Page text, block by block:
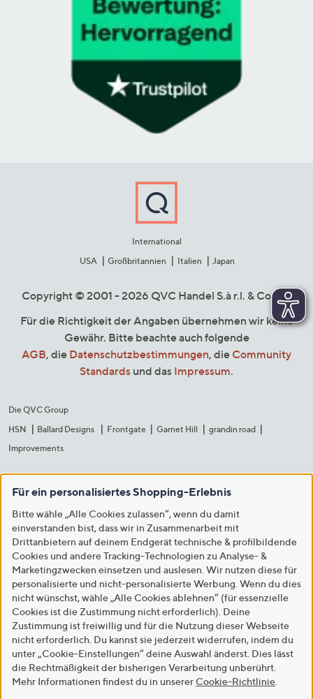
International
USA
Großbritannien Italien Japan
Copyright © 2001 - 2026 QVC Handel S.à r.l. & Co. KG
Für die Richtigkeit der Angaben übernehmen wir keine
Gewähr. Bitte beachte auch folgende
AGB, die Datenschutzbestimmungen, die Community
Standards und das Impressum.
Die QVC Group
HSN
Ballard Designs Frontgate Garnet Hill
grandin road
Improvements
Für ein personalisiertes Shopping-Erlebnis
Bitte wähle „Alle Cookies zulassen“, wenn du damit
einverstanden bist, dass wir in Zusammenarbeit mit
Drittanbietern auf deinem Endgerät technische & profilbildende
Cookies und andere Tracking-Technologien zu Analyse- &
Marketingzwecken einsetzen und auslesen. Wir nutzen diese für
personalisierte und nicht-personalisierte Werbung. Wenn du dies
nicht wünschst, wähle „Alle Cookies ablehnen“ (für essenzielle
Cookies ist die Zustimmung nicht erforderlich). Deine
Zustimmung ist freiwillig und für die Nutzung dieser Webseite
nicht erforderlich. Du kannst sie jederzeit widerrufen, indem du
unter „Cookie-Einstellungen“ deine Auswahl änderst. Dies lässt
die Rechtmäßigkeit der bisherigen Verarbeitung unberührt.
Mehr Informationen findest du in unserer Cookie-Richtlinie